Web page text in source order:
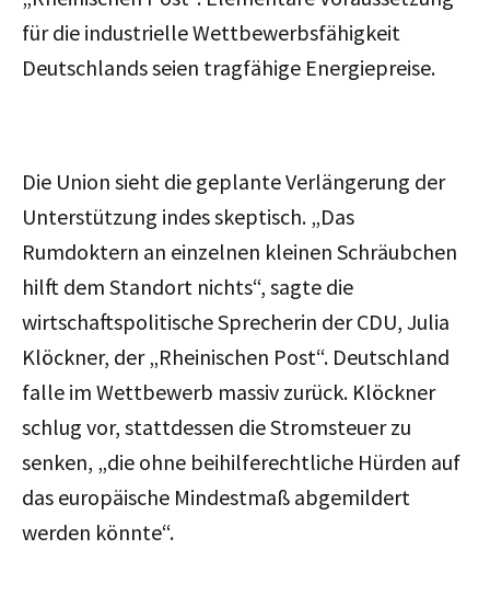
für die industrielle Wettbewerbsfähigkeit
Deutschlands seien tragfähige Energiepreise.
Die Union sieht die geplante Verlängerung der
Unterstützung indes skeptisch. „Das
Rumdoktern an einzelnen kleinen Schräubchen
hilft dem Standort nichts“, sagte die
wirtschaftspolitische Sprecherin der CDU, Julia
Klöckner, der „Rheinischen Post“. Deutschland
falle im Wettbewerb massiv zurück. Klöckner
schlug vor, stattdessen die Stromsteuer zu
senken, „die ohne beihilferechtliche Hürden auf
das europäische Mindestmaß abgemildert
werden könnte“.